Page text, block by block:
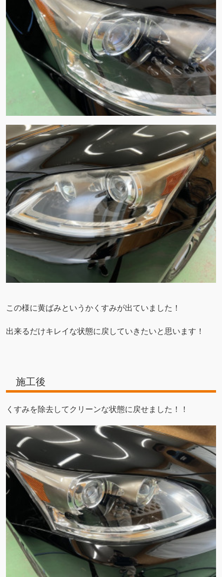
この様に黄ばみというかくすみが出ていました！
出来るだけキレイな状態に戻していきたいと思います！
施工後
くすみを除去してクリーンな状態に戻せました！！